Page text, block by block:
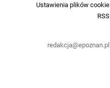
Ustawienia plików cookie
RSS
redakcja@epoznan.pl